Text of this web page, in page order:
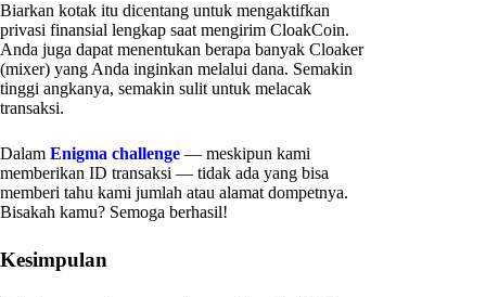
Biarkan kotak itu dicentang untuk mengaktifkan
privasi finansial lengkap saat mengirim CloakCoin.
Anda juga dapat menentukan berapa banyak Cloaker
(mixer) yang Anda inginkan melalui dana. Semakin
tinggi angkanya, semakin sulit untuk melacak
transaksi.
Dalam Enigma challenge — meskipun kami
memberikan ID transaksi — tidak ada yang bisa
memberi tahu kami jumlah atau alamat dompetnya.
Bisakah kamu? Semoga berhasil!
Kesimpulan